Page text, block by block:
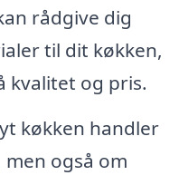
rådgive dig
til dit køkken,
kvalitet og pris.
køkken handler
også om